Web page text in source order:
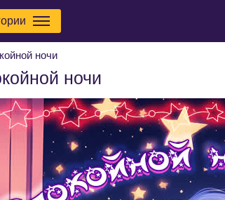
ночи
ночи